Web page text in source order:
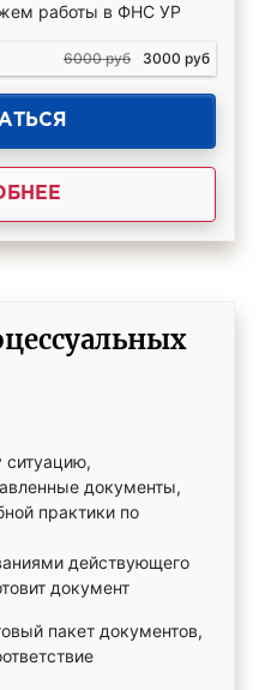
работы в ФНС УР
6000 руб 3000 руб
ситуацию,
документы,
практики по
действующего
документ
пакет документов,